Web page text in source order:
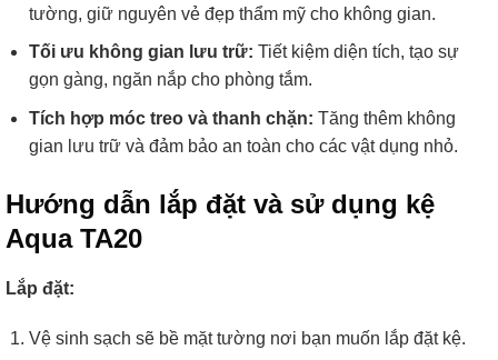
tường, giữ nguyên vẻ đẹp thẩm mỹ cho không gian.
Tối ưu không gian lưu trữ: Tiết kiệm diện tích, tạo sự
gọn gàng, ngăn nắp cho phòng tắm.
Tích hợp móc treo và thanh chặn: Tăng thêm không
gian lưu trữ và đảm bảo an toàn cho các vật dụng nhỏ.
Hướng dẫn lắp đặt và sử dụng kệ
Aqua TA20
Lắp đặt:
Vệ sinh sạch sẽ bề mặt tường nơi bạn muốn lắp đặt kệ.